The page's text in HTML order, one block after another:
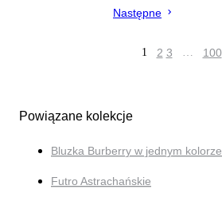
Następne
1 2 3 … 100
Powiązane kolekcje
Bluzka Burberry w jednym kolorze
Futro Astrachańskie